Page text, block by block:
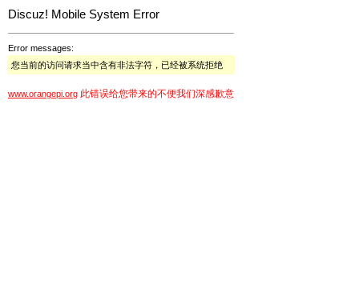
Discuz! Mobile System Error
Error messages:
您当前的访问请求当中含有非法字符，已经被系统拒绝
www.orangepi.org 此错误给您带来的不便我们深感歉意